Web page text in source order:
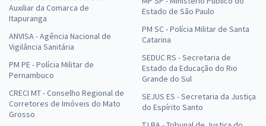
Auxiliar da Comarca de
Itapuranga
ANVISA - Agência Nacional de
Vigilância Sanitária
PM PE - Polícia Militar de
Pernambuco
CRECI MT - Conselho Regional de
Corretores de Imóveis do Mato
Grosso
Estado de São Paulo
PM SC - Polícia Militar de Santa
Catarina
SEDUC RS - Secretaria de
Estado da Educação do Rio
Grande do Sul
SEJUS ES - Secretaria da Justiça
do Espírito Santo